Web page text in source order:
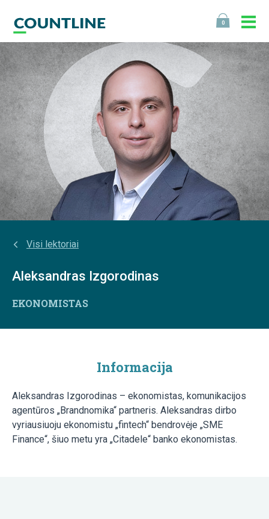
0
Visi lektoriai
Aleksandras Izgorodinas
EKONOMISTAS
Informacija
Aleksandras Izgorodinas – ekonomistas, komunikacijos
agentūros „Brandnomika“ partneris. Aleksandras dirbo
vyriausiuoju ekonomistu „fintech“ bendrovėje „SME
Finance“, šiuo metu yra „Citadele“ banko ekonomistas.